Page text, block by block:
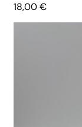
18,00€